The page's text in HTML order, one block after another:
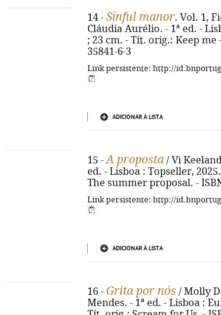
14 - Sinful manor. Vol. 1,
Cláudia Aurélio. - 1ª ed. -
; 23 cm. - Tít. orig.: Keep
35841-6-3
Link persistente: http://
ADICIONAR À LISTA
15 -A proposta / Vi
ed. - Lisboa : Topseller,
The summer proposal. -
Link persistente: http://
ADICIONAR À LISTA
16 - Grita por nós / Molly
Mendes. - 1ª ed. - Lisboa :